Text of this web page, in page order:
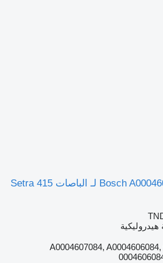
مضخة هيدروليكية Bosch A0004607084 لـ الباصات Setra 415
A0004607084,